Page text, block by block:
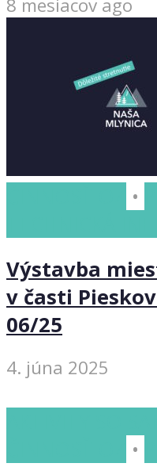
8 mesiacov ago
•
Výstavba
v časti
06/25
4. júna 2025
•